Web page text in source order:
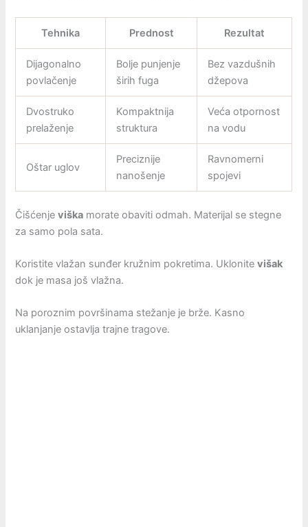
Tehnika Prednost Rezultat
Dijagonalno
povlačenje
Bolje punjenje
širih fuga
Bez vazdušnih
džepova
Dvostruko
prelaženje
Kompaktnija
struktura
Veća otpornost
na vodu
Oštar uglov
Preciznije
nanošenje
Ravnomerni
spojevi
Čišćenjeviška morate obaviti odmah. Materijal se stegne
za samo pola sata.
Koristite vlažan sunđer kružnim pokretima. Uklonitevišak
dok je masa još vlažna.
Na poroznim površinama stežanje je brže. Kasno
uklanjanje ostavlja trajne tragove.